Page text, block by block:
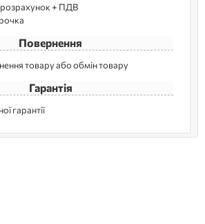
розрахунок + ПДВ
Повернення
товару або обмін товару
Гарантія
гарантії